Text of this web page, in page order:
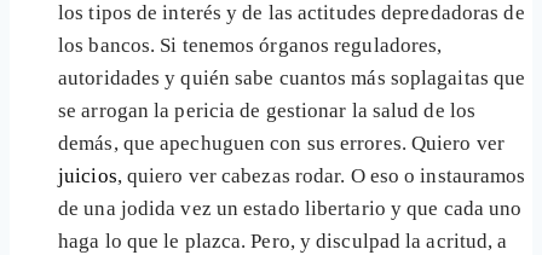
los tipos de interés y de las actitudes depredadoras de
los bancos. Si tenemos órganos reguladores,
autoridades y quién sabe cuantos más soplagaitas que
se arrogan la pericia de gestionar la salud de los
demás, que apechuguen con sus errores. Quiero ver
juicios, quiero ver cabezas rodar. O eso o instauramos
de una jodida vez un estado libertario y que cada uno
haga lo que le plazca. Pero, y disculpad la acritud, a